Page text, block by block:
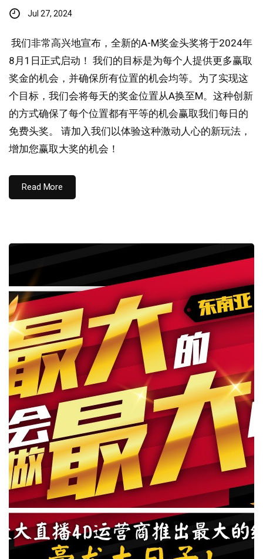
Jul 27, 2024
我们非常高兴地宣布，全新的A-M奖金头奖将于2024年
8月1日正式启动！ 我们的目标是为每个人提供更多赢取
奖金的机会，并确保所有位置的机会均等。为了实现这
个目标，我们会将每天的奖金位置从A换至M。这种创新
的方式确保了每个位置都有平等的机会赢取我们每日的
免费头奖。 请加入我们以体验这种激动人心的新玩法，
增加您赢取大奖的机会！
Read More